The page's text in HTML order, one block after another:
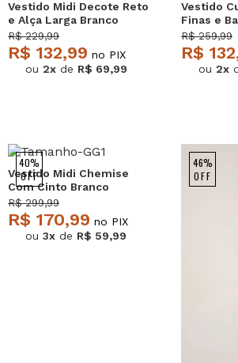
Vestido Midi Decote Reto
e Alça Larga Branco
Salvatore
R$ 229,99
R$ 132,99 no PIX
ou 2x de R$ 69,99
Vestido
Finas e
Branco
R$ 259,99
R$
ou 2x
40%
OFF
Vestido Midi Chemise
Com Cinto Branco
Salvatore
R$ 299,99
R$ 170,99 no PIX
ou 3x de R$ 59,99
46%
OFF